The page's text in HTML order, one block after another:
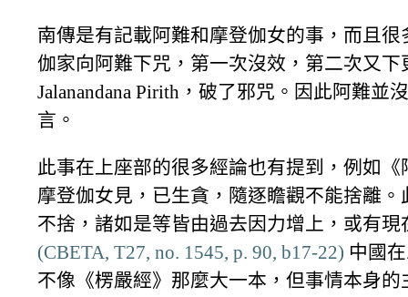
南傳是有記載阿難和摩登伽女的事，而且很
伽家向阿難下咒，第一次沒效，第二次又
Jalanandana Pirith，破了邪咒。因此阿難
言。
此事在上座部的很多經論也有提到，例如
摩登伽女見，已生貪，隨逐瞻觀不能捨離
不捨，諸如是等皆由過去因力增上，或有
(CBETA, T27, no. 1545, p. 90, b17-22) 中國
不像《楞嚴經》那麼大一本，但事情本身